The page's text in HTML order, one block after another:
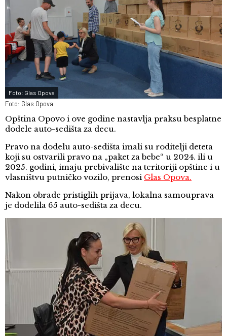
Foto: Glas Opova
Foto: Glas Opova
Opština Opovo i ove godine nastavlja praksu besplatne
dodele auto-sedišta za decu.
Pravo na dodelu auto-sedišta imali su roditelji deteta
koji su ostvarili pravo na „paket za bebe“ u 2024. ili u
2025. godini, imaju prebivalište na teritoriji opštine i u
vlasništvu putničko vozilo, prenosi Glas Opova.
Nakon obrade pristiglih prijava, lokalna samouprava
je dodelila 65 auto-sedišta za decu.